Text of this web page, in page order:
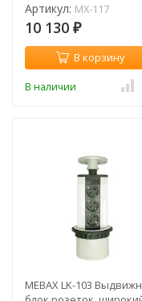
Артикул: MX-117
10 130 ₽
В корзину
В наличии
MEBAX LK-103